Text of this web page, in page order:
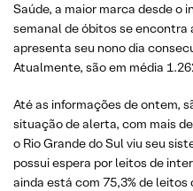
Saúde, a maior marca desde o
semanal de óbitos se encontra
apresenta seu nono dia
Atualmente, são em média
Até as informações de ontem,
situação de alerta, com mais
o Rio Grande do Sul viu seu
possui espera por leitos de
ainda está com 75,3% de